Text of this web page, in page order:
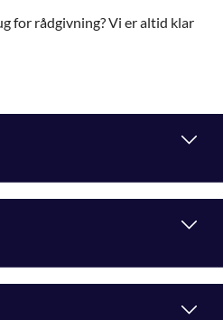
for rådgivning? Vi er altid klar